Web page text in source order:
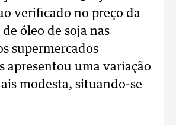
verificado no preço da
óleo de soja nas
supermercados
apresentou uma variação
modesta, situando-se